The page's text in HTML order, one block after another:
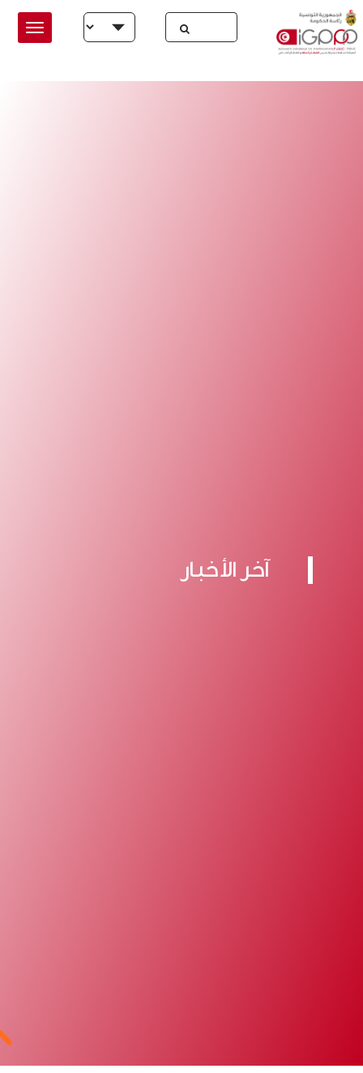
Skip to main content
Select your language
آخر الأخبار